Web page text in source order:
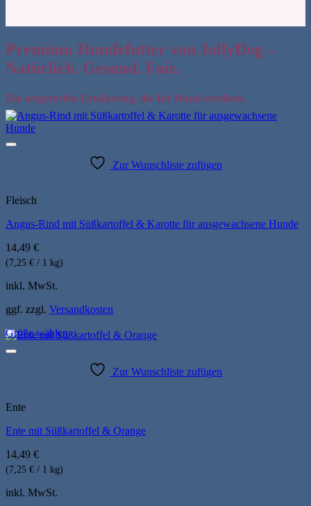
Premium Hundefutter von JollyDog –
Natürlich. Gesund. Fair.
Die artgerechte Ernährung, die Ihr Hund verdient.
Zur Wunschliste zufügen
Fleisch
Angus-Rind mit Süßkartoffel & Karotte für ausgewachsene Hunde
14,49 €
(7,25 € / 1 kg)
inkl. MwSt.
ggf. zzgl. Versandkosten
Größe wählen
Produkt
auf.
Optionen
auf
der
gewählt
Zur Wunschliste zufügen
Ente
Ente mit Süßkartoffel & Orange
14,49 €
(7,25 € / 1 kg)
inkl. MwSt.